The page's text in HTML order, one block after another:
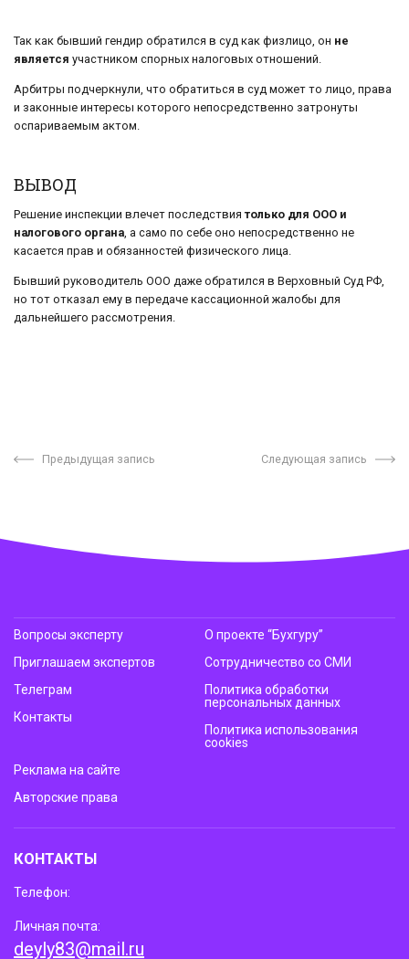
Так как бывший гендир обратился в суд как физлицо, он не
является участником спорных налоговых отношений.
Арбитры подчеркнули, что обратиться в суд может то лицо, права
и законные интересы которого непосредственно затронуты
оспариваемым актом.
ВЫВОД
Решение инспекции влечет последствиятолько для ООО и
налогового органа, а само по себе оно непосредственно не
касается прав и обязанностей физического лица.
Бывший руководитель ООО даже обратился в Верховный Суд РФ,
но тот отказал ему в передаче кассационной жалобы для
дальнейшего рассмотрения.
Предыдущая запись Следующая запись
Вопросы эксперту
Приглашаем экспертов
Телеграм
Контакты
О проекте “Бухгуру”
Сотрудничество со СМИ
Политика обработки
персональных данных
Политика использования
cookies
Реклама на сайте
Авторские права
КОНТАКТЫ
Телефон:
Личная почта:
deyly83@mail.ru